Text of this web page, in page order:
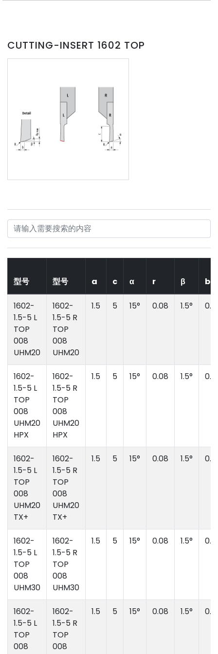
CUTTING-INSERT 1602 TOP
型号 型号 a c α r β b
1602-
1.5-5 L
TOP
008
UHM20
1602-
1.5-5 R
TOP
008
UHM20
1.5 5 15° 0.08 1.5° 0.3
1602-
1.5-5 L
TOP
008
UHM20
HPX
1602-
1.5-5 R
TOP
008
UHM20
HPX
1.5 5 15° 0.08 1.5° 0.3
1602-
1.5-5 L
TOP
008
UHM20
TX+
1602-
1.5-5 R
TOP
008
UHM20
TX+
1.5 5 15° 0.08 1.5° 0.3
1602-
1.5-5 L
TOP
008
UHM30
1602-
1.5-5 R
TOP
008
UHM30
1.5 5 15° 0.08 1.5° 0.3
1602-
1.5-5 L
TOP
008
1602-
1.5-5 R
TOP
008
1.5 5 15° 0.08 1.5° 0.3